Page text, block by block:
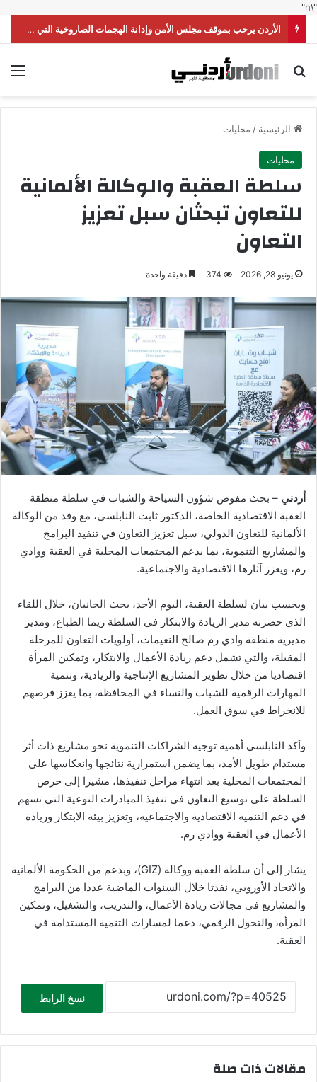
"\n"
الأردن يرحب بموقف مجلس الأمن وإدانة الهجمات الصاروخية التي شنّتها ميليشيا الحوثي على السعودية
بحث عن
الرئيسية / محليات
محليات
سلطة العقبة والوكالة الألمانية
للتعاون تبحثان سبل تعزيز
التعاون
يونيو 28, 2026 374 دقيقة واحدة
أردني – بحث مفوض شؤون السياحة والشباب في سلطة منطقة
العقبة الاقتصادية الخاصة، الدكتور ثابت النابلسي، مع وفد من الوكالة
الألمانية للتعاون الدولي، سبل تعزيز التعاون في تنفيذ البرامج
والمشاريع التنموية، بما يدعم المجتمعات المحلية في العقبة ووادي
رم، ويعزز آثارها الاقتصادية والاجتماعية.
وبحسب بيان لسلطة العقبة، اليوم الأحد، بحث الجانبان، خلال اللقاء
الذي حضرته مدير الريادة والابتكار في السلطة ريما الطباع، ومدير
مديرية منطقة وادي رم صالح النعيمات، أولويات التعاون للمرحلة
المقبلة، والتي تشمل دعم ريادة الأعمال والابتكار، وتمكين المرأة
اقتصاديا من خلال تطوير المشاريع الإنتاجية والريادية، وتنمية
المهارات الرقمية للشباب والنساء في المحافظة، بما يعزز فرصهم
للانخراط في سوق العمل.
وأكد النابلسي أهمية توجيه الشراكات التنموية نحو مشاريع ذات أثر
مستدام طويل الأمد، بما يضمن استمرارية نتائجها وانعكاسها على
المجتمعات المحلية بعد انتهاء مراحل تنفيذها، مشيرا إلى حرص
السلطة على توسيع التعاون في تنفيذ المبادرات النوعية التي تسهم
في دعم التنمية الاقتصادية والاجتماعية، وتعزيز بيئة الابتكار وريادة
الأعمال في العقبة ووادي رم.
يشار إلى أن سلطة العقبة ووكالة (GIZ)، وبدعم من الحكومة الألمانية
والاتحاد الأوروبي، نفذتا خلال السنوات الماضية عددا من البرامج
والمشاريع في مجالات ريادة الأعمال، والتدريب، والتشغيل، وتمكين
المرأة، والتحول الرقمي، دعما لمسارات التنمية المستدامة في
العقبة.
نسخ الرابط
مقالات ذات صلة